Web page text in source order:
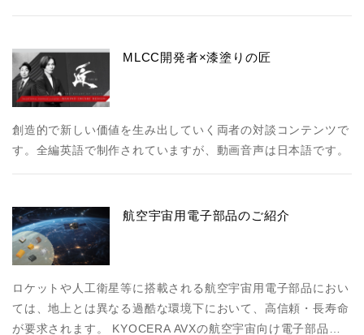
MLCC開発者×漆塗りの匠
創造的で新しい価値を生み出していく両者の対談コンテンツで
す。全編英語で制作されていますが、動画音声は日本語です。
航空宇宙用電子部品のご紹介
ロケットや人工衛星等に搭載される航空宇宙用電子部品におい
ては、地上とは異なる過酷な環境下において、高信頼・長寿命
が要求されます。 KYOCERA AVXの航空宇宙向け電子部品…